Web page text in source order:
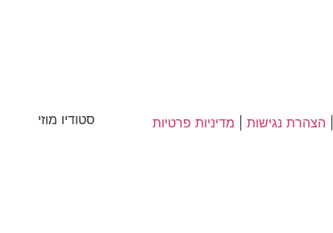
הצהרת נגישות| מדיניות פרטיות סטודיו מוזי